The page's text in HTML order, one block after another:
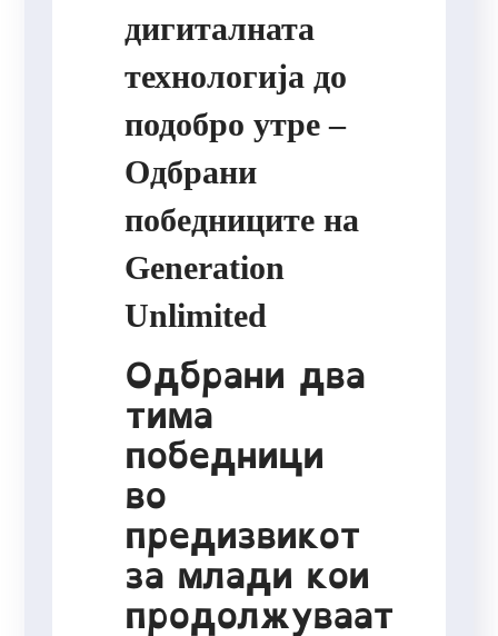
дигиталната
технологија до
подобро утре –
Одбрани
победниците на
Generation
Unlimited
Одбрани два
тима
победници
во
предизвикот
за млади кои
продолжуваат